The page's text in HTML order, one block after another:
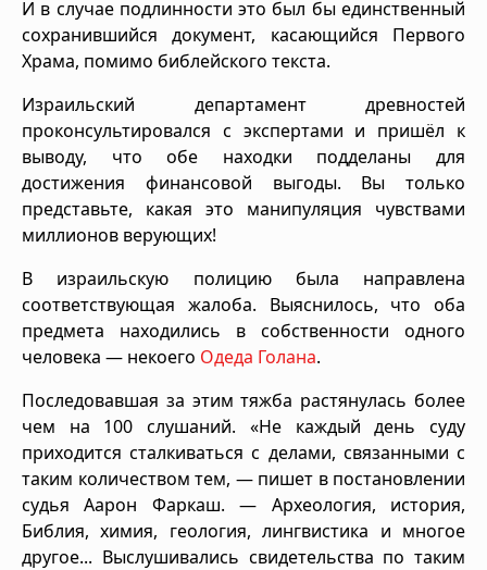
И в случае подлинности это был бы единственный
сохранившийся документ, касающийся Первого
Храма, помимо библейского текста.
Израильский департамент древностей
проконсультировался с экспертами и пришёл к
выводу, что обе находки подделаны для
достижения финансовой выгоды. Вы только
представьте, какая это манипуляция чувствами
миллионов верующих!
В израильскую полицию была направлена
соответствующая жалоба. Выяснилось, что оба
предмета находились в собственности одного
человека — некоего Одеда Голана.
Последовавшая за этим тяжба растянулась более
чем на 100 слушаний. «Не каждый день суду
приходится сталкиваться с делами, связанными с
таким количеством тем, — пишет в постановлении
судья Аарон Фаркаш. — Археология, история,
Библия, химия, геология, лингвистика и многое
другое... Выслушивались свидетельства по таким